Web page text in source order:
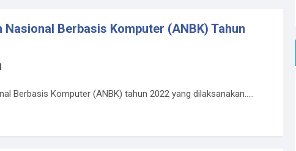
Nasional Berbasis Komputer (ANBK) Tahun
Berbasis Komputer (ANBK) tahun 2022 yang dilaksanakan.....